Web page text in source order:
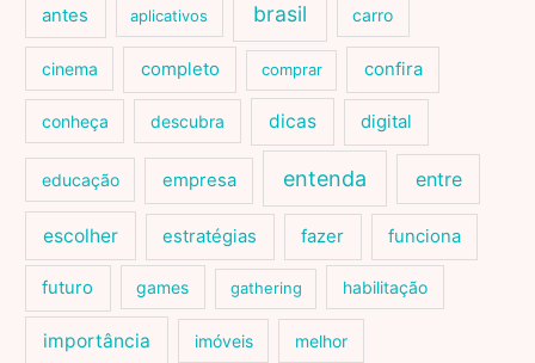
antes aplicativos brasil carro
cinema completo comprar confira
conheça descubra dicas digital
educação empresa entenda entre
escolher estratégias fazer funciona
futuro games gathering habilitação
importância imóveis melhor